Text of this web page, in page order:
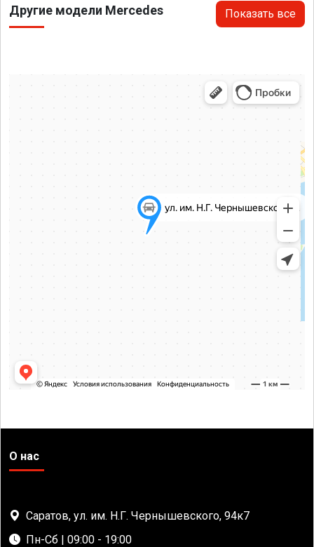
Другие модели Mercedes Показать все
О нас
Саратов, ул. им. Н.Г. Чернышевского, 94к7
Пн-Сб | 09:00 - 19:00